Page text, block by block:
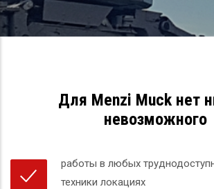
Для Menzi Muck нет
невозможного
работы в любых
техники локациях